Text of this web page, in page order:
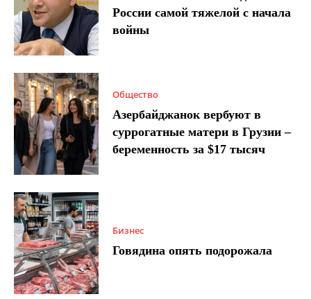
России самой тяжелой с начала
войны
Общество
Азербайджанок вербуют в
суррогатные матери в Грузии –
беременность за $17 тысяч
Бизнес
Говядина опять подорожала